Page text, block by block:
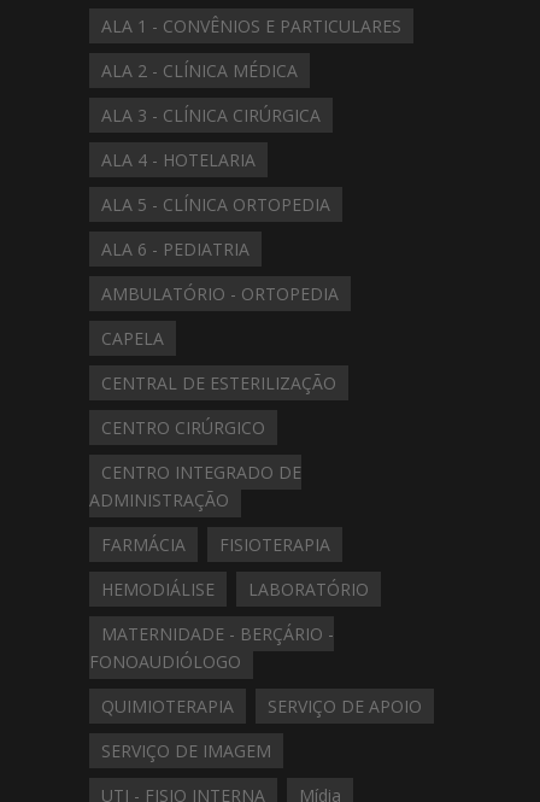
ALA 1 - CONVÊNIOS E PARTICULARES
ALA 2 - CLÍNICA MÉDICA
ALA 3 - CLÍNICA CIRÚRGICA
ALA 4 - HOTELARIA
ALA 5 - CLÍNICA ORTOPEDIA
ALA 6 - PEDIATRIA
AMBULATÓRIO - ORTOPEDIA
CAPELA
CENTRAL DE ESTERILIZAÇÃO
CENTRO CIRÚRGICO
CENTRO INTEGRADO DE
ADMINISTRAÇÃO
FARMÁCIA
FISIOTERAPIA
HEMODIÁLISE
LABORATÓRIO
MATERNIDADE - BERÇÁRIO -
FONOAUDIÓLOGO
QUIMIOTERAPIA
SERVIÇO DE APOIO
SERVIÇO DE IMAGEM
UTI - FISIO INTERNA
Mídia